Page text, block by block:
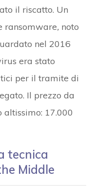
il riscatto. Un
ransomware,noto
nel 2016
era stato
per il tramite di
Il prezzo da
altissimo: 17.000
tecnica
Middle